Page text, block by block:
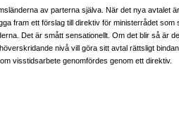
av parterna själva. När det nya avtalet
fram ett förslag till direktiv för ministerrådet som
Det är smått sensationellt. Om det blir så är
nivå vill göra sitt avtal rättsligt
visstidsarbete genomfördes genom ett direktiv.